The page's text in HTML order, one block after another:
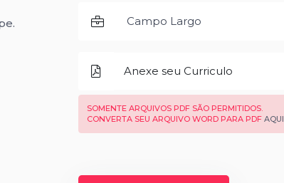
Anexe seu Curriculo
SOMENTE ARQUIVOS PDF SÃO PERMITIDOS.
CONVERTA SEU ARQUIVO WORD PARA PDF AQUI